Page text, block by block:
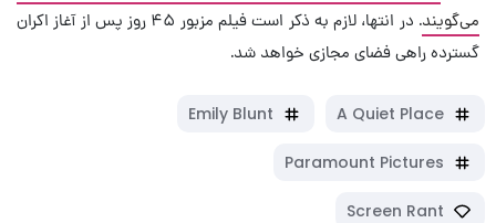
می‌گویند
. در انتها، لازم به ذکر است فیلم مزبور ۴۵ روز پس از آغاز اکران
گسترده راهی فضای مجازی خواهد شد.
A Quiet Place
Emily Blunt
Paramount Pictures
Screen Rant